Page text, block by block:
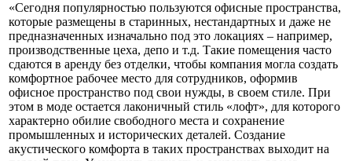
«Сегодня популярностью пользуются офисные пространства,
которые размещены в старинных, нестандартных и даже не
предназначенных изначально под это локациях – например,
производственные цеха, депо и т.д. Такие помещения часто
сдаются в аренду без отделки, чтобы компания могла создать
комфортное рабочее место для сотрудников, оформив
офисное пространство под свои нужды, в своем стиле. При
этом в моде остается лаконичный стиль «лофт», для которого
характерно обилие свободного места и сохранение
промышленных и исторических деталей. Создание
акустического комфорта в таких пространствах выходит на